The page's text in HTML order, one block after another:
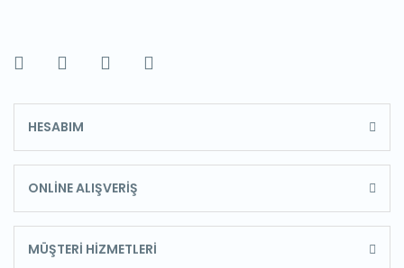
HESABIM
ONLİNE ALIŞVERİŞ
MÜŞTERİ HİZMETLERİ